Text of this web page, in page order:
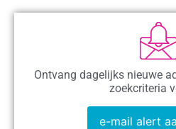
Ontvang dagelijks nieuwe
zoekcriteria
e-mail alert